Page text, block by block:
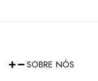
SOBRE NÓS